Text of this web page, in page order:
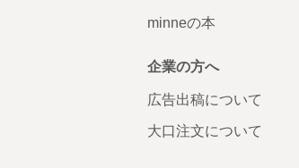
minneの本
企業の方へ
広告出稿について
大口注文について